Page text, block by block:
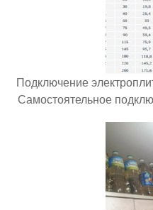
Подключение
Самостоятельное